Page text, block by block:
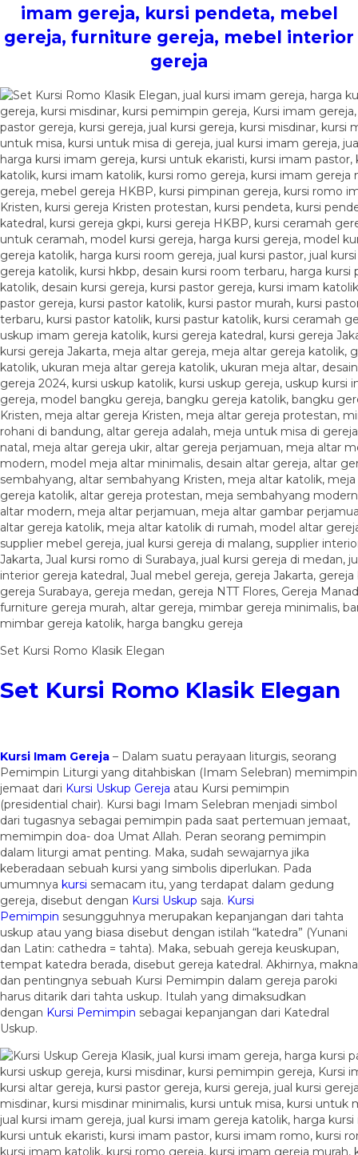
imam gereja, kursi pendeta, mebel
gereja, furniture gereja, mebel interior
gereja
Set Kursi Romo Klasik Elegan
Set Kursi Romo Klasik Elegan
Kursi Imam Gereja – Dalam suatu perayaan liturgis, seorang
Pemimpin Liturgi yang ditahbiskan (Imam Selebran) memimpin
jemaat dari Kursi Uskup Gereja atau Kursi pemimpin
(presidential chair). Kursi bagi Imam Selebran menjadi simbol
dari tugasnya sebagai pemimpin pada saat pertemuan jemaat,
memimpin doa- doa Umat Allah. Peran seorang pemimpin
dalam liturgi amat penting. Maka, sudah sewajarnya jika
keberadaan sebuah kursi yang simbolis diperlukan. Pada
umumnya kursi semacam itu, yang terdapat dalam gedung
gereja, disebut dengan Kursi Uskup saja. Kursi
Pemimpin sesungguhnya merupakan kepanjangan dari tahta
uskup atau yang biasa disebut dengan istilah “katedra” (Yunani
dan Latin: cathedra = tahta). Maka, sebuah gereja keuskupan,
tempat katedra berada, disebut gereja katedral. Akhirnya, makna
dan pentingnya sebuah Kursi Pemimpin dalam gereja paroki
harus ditarik dari tahta uskup. Itulah yang dimaksudkan
dengan Kursi Pemimpin sebagai kepanjangan dari Katedral
Uskup.